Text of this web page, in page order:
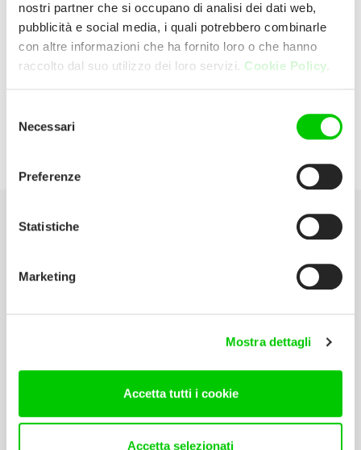
nostri partner che si occupano di analisi dei dati web,
pubblicità e social media, i quali potrebbero combinarle
con altre informazioni che ha fornito loro o che hanno
raccolto dal suo utilizzo dei loro servizi. Cookie Policy.
delNecessari
Preferenze
Statistiche
Marketing
Mostra dettagli
Accetta tutti i cookie
Accetta selezionati
Celestino
(Caserta) Italia
Scarica il catalogo
Manuali d’istruzione
Lavora con noi